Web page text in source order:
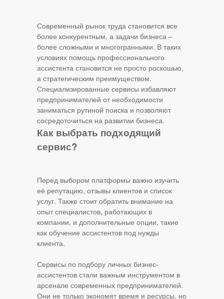
Современный рынок труда становится все
более конкурентным, а задачи бизнеса –
более сложными и многогранными. В таких
условиях помощь профессионального
ассистента становится не просто роскошью,
а стратегическим преимуществом.
Специализированные сервисы избавляют
предпринимателей от необходимости
заниматься рутиной поиска и позволяют
сосредоточиться на развитии бизнеса.
Как выбрать подходящий
сервис?
Перед выбором платформы важно изучить
её репутацию, отзывы клиентов и список
услуг. Также стоит обратить внимание на
опыт специалистов, работающих в
компании, и дополнительные опции, такие
как обучение ассистентов под нужды
клиента.
Сервисы по подбору личных бизнес-
ассистентов стали важным инструментом в
арсенале современных предпринимателей.
Они не только экономят время и ресурсы, но